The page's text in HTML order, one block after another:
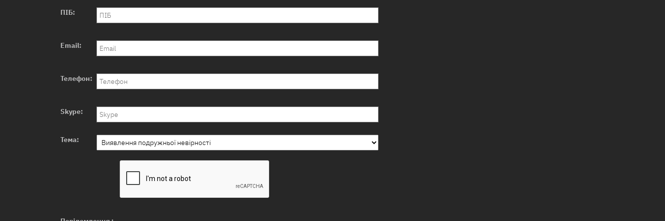
ПІБ:
Email:
Телефон:
Skype:
Тема: